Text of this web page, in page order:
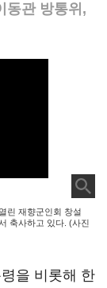
동관 방통위,
린 재향군인회 창설
축사하고 있다. (사진
을 비롯해 한